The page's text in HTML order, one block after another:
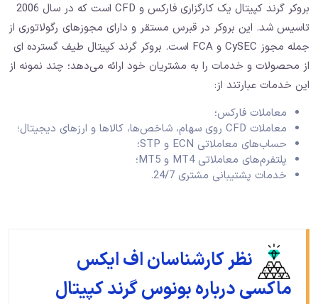
بروکر گرند کپیتال یک کارگزاری فارکس و CFD است که در سال 2006
تاسیس شد. این بروکر در قبرس مستقر و دارای مجوزهای رگولاتوری از
جمله مجوز CySEC و FCA است. بروکر گرند کپیتال طیف گسترده‌ ای
از محصولات و خدمات را به مشتریان خود ارائه می‌دهد؛ چند نمونه از
این خدمات عبارتند از:
معاملات فارکس؛
معاملات CFD روی سهام، شاخص‌ها، کالاها و ارزهای دیجیتال؛
حساب‌های معاملاتی ECN و STP؛
پلتفرم‌های معاملاتی MT4 و MT5؛
خدمات پشتیبانی مشتری 24/7.
نظر کارشناسان اف ایکس
ماکسی درباره بونوس گرند کپیتال